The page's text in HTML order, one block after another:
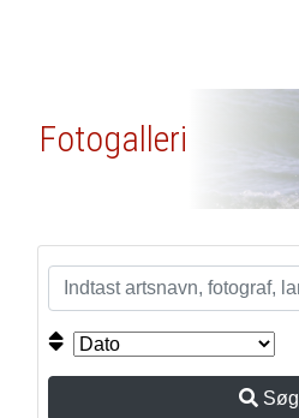
Fotogalleri
Søg